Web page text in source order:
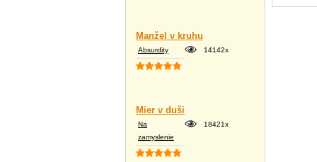
Manžel v kruhu
Absurdity 14142x
Mier v duši
Na
zamyslenie
18421x